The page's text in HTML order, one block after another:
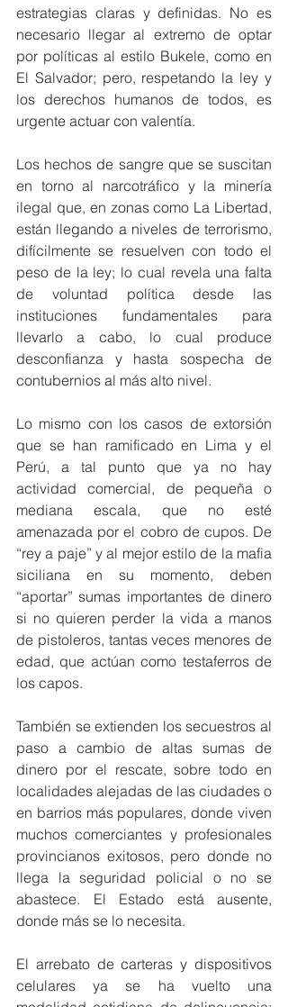
estrategias claras y definidas. No es
necesario llegar al extremo de optar
por políticas al estilo Bukele, como en
El Salvador; pero, respetando la ley y
los derechos humanos de todos, es
urgente actuar con valentía.
Los hechos de sangre que se suscitan
en torno al narcotráfico y la minería
ilegal que, en zonas como La Libertad,
están llegando a niveles de terrorismo,
difícilmente se resuelven con todo el
peso de la ley; lo cual revela una falta
de voluntad política desde las
instituciones fundamentales para
llevarlo a cabo, lo cual produce
desconfianza y hasta sospecha de
contubernios al más alto nivel.
Lo mismo con los casos de extorsión
que se han ramificado en Lima y el
Perú, a tal punto que ya no hay
actividad comercial, de pequeña o
mediana escala, que no esté
amenazada por el cobro de cupos. De
“rey a paje” y al mejor estilo de la mafia
siciliana en su momento, deben
“aportar” sumas importantes de dinero
si no quieren perder la vida a manos
de pistoleros, tantas veces menores de
edad, que actúan como testaferros de
los capos.
También se extienden los secuestros al
paso a cambio de altas sumas de
dinero por el rescate, sobre todo en
localidades alejadas de las ciudades o
en barrios más populares, donde viven
muchos comerciantes y profesionales
provincianos exitosos, pero donde no
llega la seguridad policial o no se
abastece. El Estado está ausente,
donde más se lo necesita.
El arrebato de carteras y dispositivos
celulares ya se ha vuelto una